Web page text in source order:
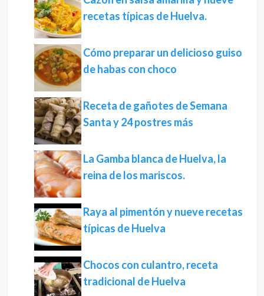
recetas típicas de Huelva.
Cómo preparar un delicioso guiso
de habas con choco
Receta de gañotes de Semana
Santa y 24 postres más
La Gamba blanca de Huelva, la
reina de los mariscos.
Raya al pimentón y nueve recetas
típicas de Huelva
Chocos con culantro, receta
tradicional de Huelva